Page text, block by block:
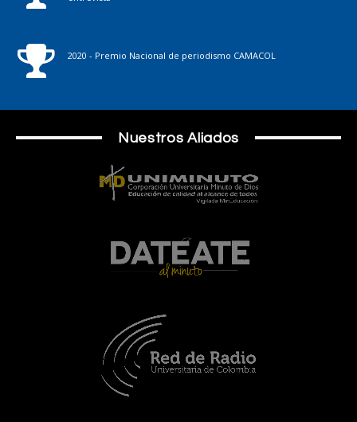
2020 - Premio Nacional de periodismo CAMACOL
Nuestros Aliados